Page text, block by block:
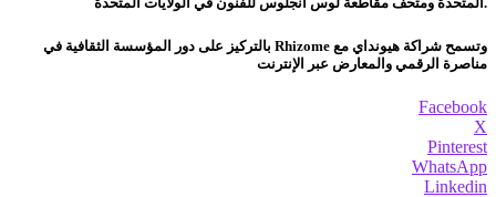
وتسمح شراكة هيونداي مع Rhizome بالتركيز على دور المؤسسة الثقافية في
مناصرة الرقمي والمعارض عبر الإنترنت
Facebook
X
Pinterest
WhatsApp
Linkedin